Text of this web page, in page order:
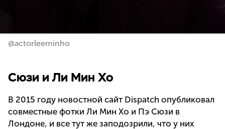
@actorleeminho
Сюзи и Ли Мин Хо
В 2015 году новостной сайт Dispatch опубликовал
совместные фотки Ли Мин Хо и Пэ Сюзи в
Лондоне, и все тут же заподозрили, что у них